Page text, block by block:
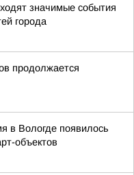
значимые события
города
продолжается
в Вологде появилось
объектов